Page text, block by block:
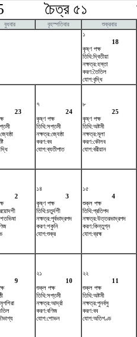
645 চৈত্র ৫১
বুধবার বৃহস্পতিবার
শুক্রবার
১
18
কৃষ্ণ পক্ষ
তিথি:দ্বিতীয়া
নক্ষত্র:হস্তা
করণ:তৈতিল
যোগ:বৃদ্ধি
23
৭
24
কৃষ্ণ পক্ষ
তিথি:সপ্তমী
নক্ষত্র:জ্যেষ্ঠা
করণ:বব
যোগ:ব্যতীপাত
৮
25
কৃষ্ণ পক্ষ
তিথি:অষ্টমী
নক্ষত্র:মূলা
করণ:কৌলব
যোগ:বরীয়ান
2
১৪
3
কৃষ্ণ পক্ষ
তিথি:চতুর্দশী
নক্ষত্র:পূর্বভাদ্রপদ
করণ:শকুনি
যোগ:শুক্র
১৫
4
শুক্ল পক্ষ
তিথি:প্রতিপদ
নক্ষত্র:উত্তরভাদ্রপদ
করণ:কিন্তুগ্ন
যোগ:ব্রহ্ম
9
২১
10
শুক্ল পক্ষ
তিথি:সপ্তমী
নক্ষত্র:আর্দ্রা
করণ:বণিজ
যোগ:শোভন
২২
11
শুক্ল পক্ষ
তিথি:অষ্টমী
নক্ষত্র:পুনর্বসু
করণ:বব
যোগ:অতিগণ্ড